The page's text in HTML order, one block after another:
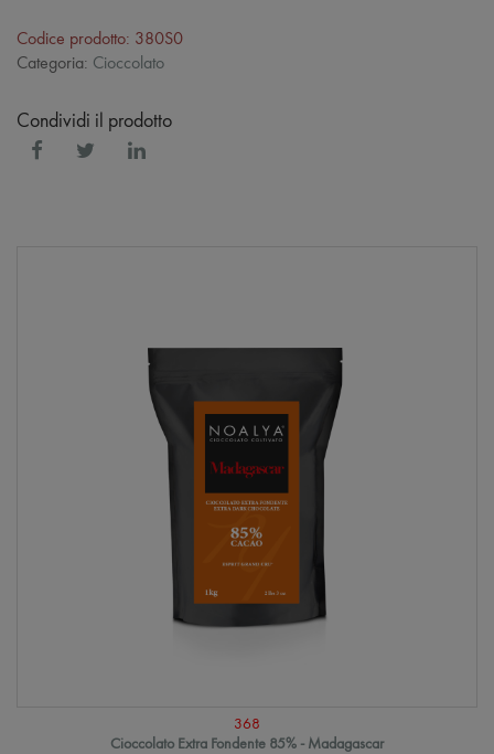
Codice prodotto: 380S0
Categoria: Cioccolato
Condividi il prodotto
368
Cioccolato Extra Fondente 85% - Madagascar